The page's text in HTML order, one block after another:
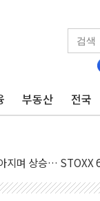
부동산 전국
래 격차 확대'
구
란 위협에 맞설 자체